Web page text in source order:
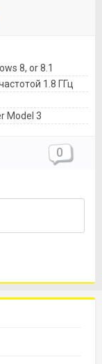
8, or 8.1
1.8 ГГц
Model 3
0